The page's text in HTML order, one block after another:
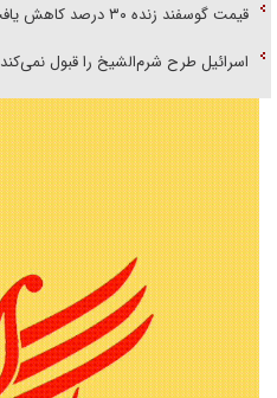
قیمت گوسفند زنده ۳۰ درصد کاهش یافت؛ گوشت ارزان نشد
اسرائیل طرح شرم‌الشیخ را قبول نمی‌کند